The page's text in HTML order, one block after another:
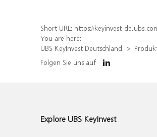
Short URL: https://keyinvest-de.ubs.com/produkt/detail/index/isin/
You are here:
UBS KeyInvest Deutschland
Folgen Sie uns auf
Explore UBS KeyInvest